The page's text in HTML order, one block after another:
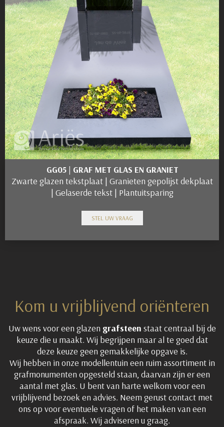
GG05 | GRAF MET GLAS EN GRANIET
Zwarte glazen tekstplaat | Granieten gepolijst dekplaat
| Gelaserde tekst | Plantuitsparing
STEL UW VRAAG
Kom u vrijblijvend oriënteren
Uw wens voor een glazen grafsteen staat centraal bij de
keuze die u maakt. Wij begrijpen maar al te goed dat
deze keuze geen gemakkelijke opgave is.
Wij hebben in onze modellentuin een ruim assortiment in
grafmonumenten opgesteld staan, daarvan zijn er een
aantal met glas. U bent van harte welkom voor een
vrijblijvend bezoek en advies. Neem gerust contact met
ons op voor eventuele vragen of het maken van een
afspraak. Wij adviseren u graag.